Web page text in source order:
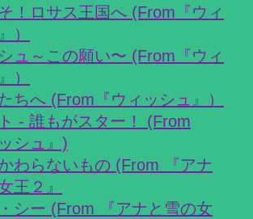
！ロサス王国へ (From『ウィ
）
ュ～この願い〜 (From『ウィ
）
ちへ (From『ウィッシュ』）
- 誰もがスター！ (From
シュ』)
わらないもの (From 『アナ
王２』
シー (From 『アナと雪の女